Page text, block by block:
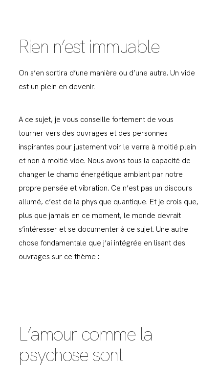
Rien n’est immuable
On s’en sortira d’une manière ou d’une autre. Un vide
est un plein en devenir.
A ce sujet, je vous conseille fortement de vous
tourner vers des ouvrages et des personnes
inspirantes pour justement voir le verre à moitié plein
et non à moitié vide. Nous avons tous la capacité de
changer le champ énergétique ambiant par notre
propre pensée et vibration. Ce n’est pas un discours
allumé, c’est de la physique quantique. Et je crois que,
plus que jamais en ce moment, le monde devrait
s’intéresser et se documenter à ce sujet. Une autre
chose fondamentale que j’ai intégrée en lisant des
ouvrages sur ce thème :
L’amour comme la
psychose sont